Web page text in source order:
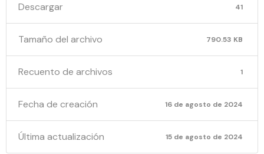
Descargar 41
Tamaño del archivo 790.53 KB
Recuento de archivos 1
Fecha de creación 16 de agosto de 2024
Última actualización 15 de agosto de 2024